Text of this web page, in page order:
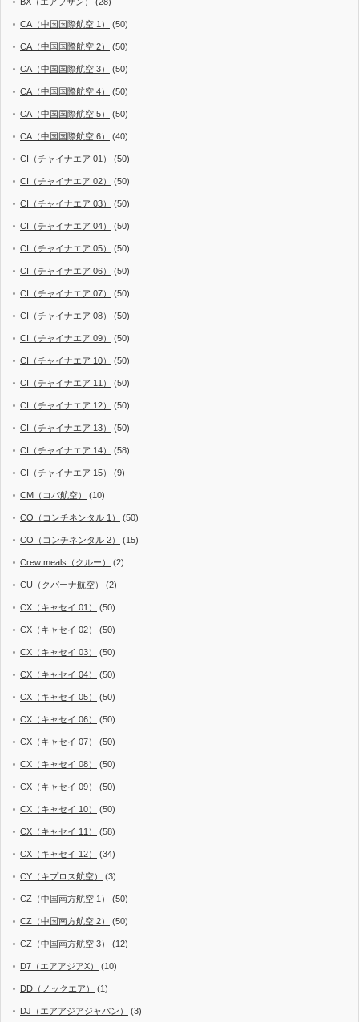
CA（中国国際航空 1） (50)
CA（中国国際航空 2） (50)
CA（中国国際航空 3） (50)
CA（中国国際航空 4） (50)
CA（中国国際航空 5） (50)
CA（中国国際航空 6） (40)
CI（チャイナエア 01） (50)
CI（チャイナエア 02） (50)
CI（チャイナエア 03） (50)
CI（チャイナエア 04） (50)
CI（チャイナエア 05） (50)
CI（チャイナエア 06） (50)
CI（チャイナエア 07） (50)
CI（チャイナエア 08） (50)
CI（チャイナエア 09） (50)
CI（チャイナエア 10） (50)
CI（チャイナエア 11） (50)
CI（チャイナエア 12） (50)
CI（チャイナエア 13） (50)
CI（チャイナエア 14） (58)
CI（チャイナエア 15） (9)
CM（コパ航空） (10)
CO（コンチネンタル 1） (50)
CO（コンチネンタル 2） (15)
Crew meals（クルー） (2)
CU（クバーナ航空） (2)
CX（キャセイ 01） (50)
CX（キャセイ 02） (50)
CX（キャセイ 03） (50)
CX（キャセイ 04） (50)
CX（キャセイ 05） (50)
CX（キャセイ 06） (50)
CX（キャセイ 07） (50)
CX（キャセイ 08） (50)
CX（キャセイ 09） (50)
CX（キャセイ 10） (50)
CX（キャセイ 11） (58)
CX（キャセイ 12） (34)
CY（キプロス航空） (3)
CZ（中国南方航空 1） (50)
CZ（中国南方航空 2） (50)
CZ（中国南方航空 3） (12)
D7（エアアジアX） (10)
DD（ノックエア） (1)
DJ（エアアジアジャパン） (3)